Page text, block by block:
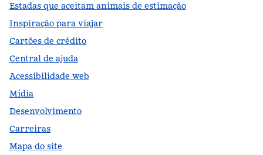
Estadas que aceitam animais de estimação
Inspiração para viajar
Cartões de crédito
Central de ajuda
Acessibilidade web
Mídia
Desenvolvimento
Carreiras
Mapa do site